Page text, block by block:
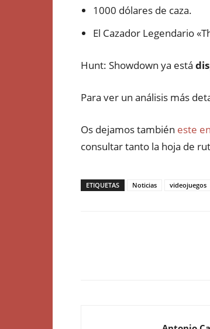
1000 dólares de caza.
El Cazador Legendario
Hunt: Showdown ya está
Para ver un análisis más
Os dejamos también este
consultar tanto la hoja de
ETIQUETAS Noticias videojuegos